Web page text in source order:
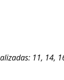
11, 14,